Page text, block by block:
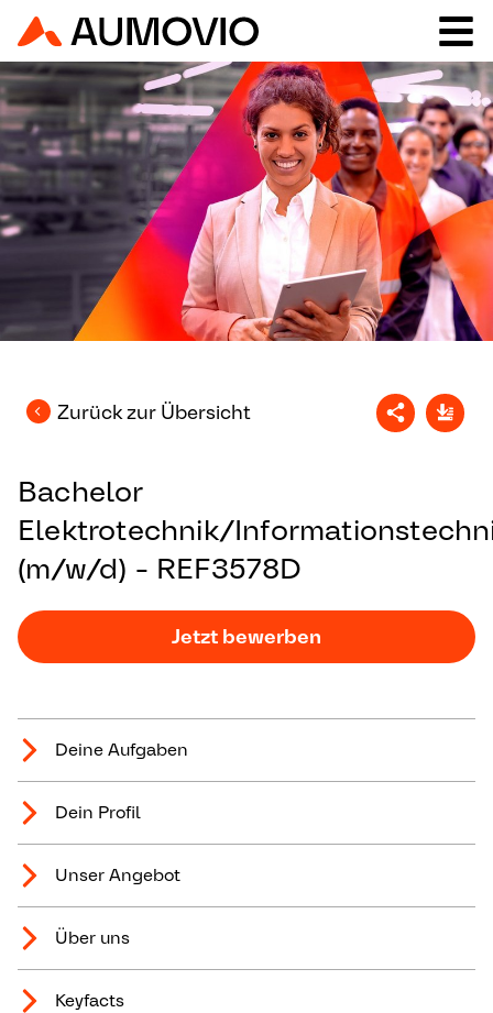
Zurück zur Übersicht
Bachelor
Elektrotechnik/
(m/w/d) - REF3578D
Jetzt bewerben
Deine Aufgaben
Dein Profil
Unser Angebot
Über uns
Keyfacts